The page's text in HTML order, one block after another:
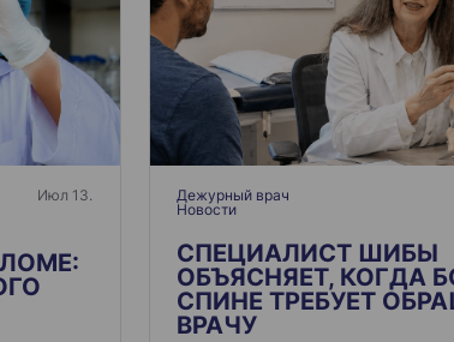
Июл 13.
Дежурный врач
Новости
СПЕЦИАЛИСТ ШИБЫ
ОБЪЯСНЯЕТ, КОГДА
СПИНЕ ТРЕБУЕТ
ВРАЧУ